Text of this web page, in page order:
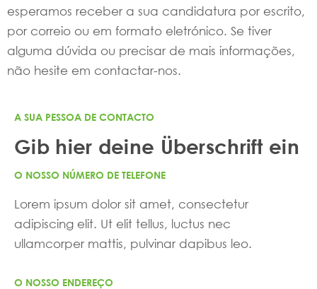
esperamos receber a sua candidatura por escrito,
por correio ou em formato eletrónico. Se tiver
alguma dúvida ou precisar de mais informações,
não hesite em contactar-nos.
A SUA PESSOA DE CONTACTO
Gib hier deine Überschrift ein
O NOSSO NÚMERO DE TELEFONE
Lorem ipsum dolor sit amet, consectetur
adipiscing elit. Ut elit tellus, luctus nec
ullamcorper mattis, pulvinar dapibus leo.
O NOSSO ENDEREÇO